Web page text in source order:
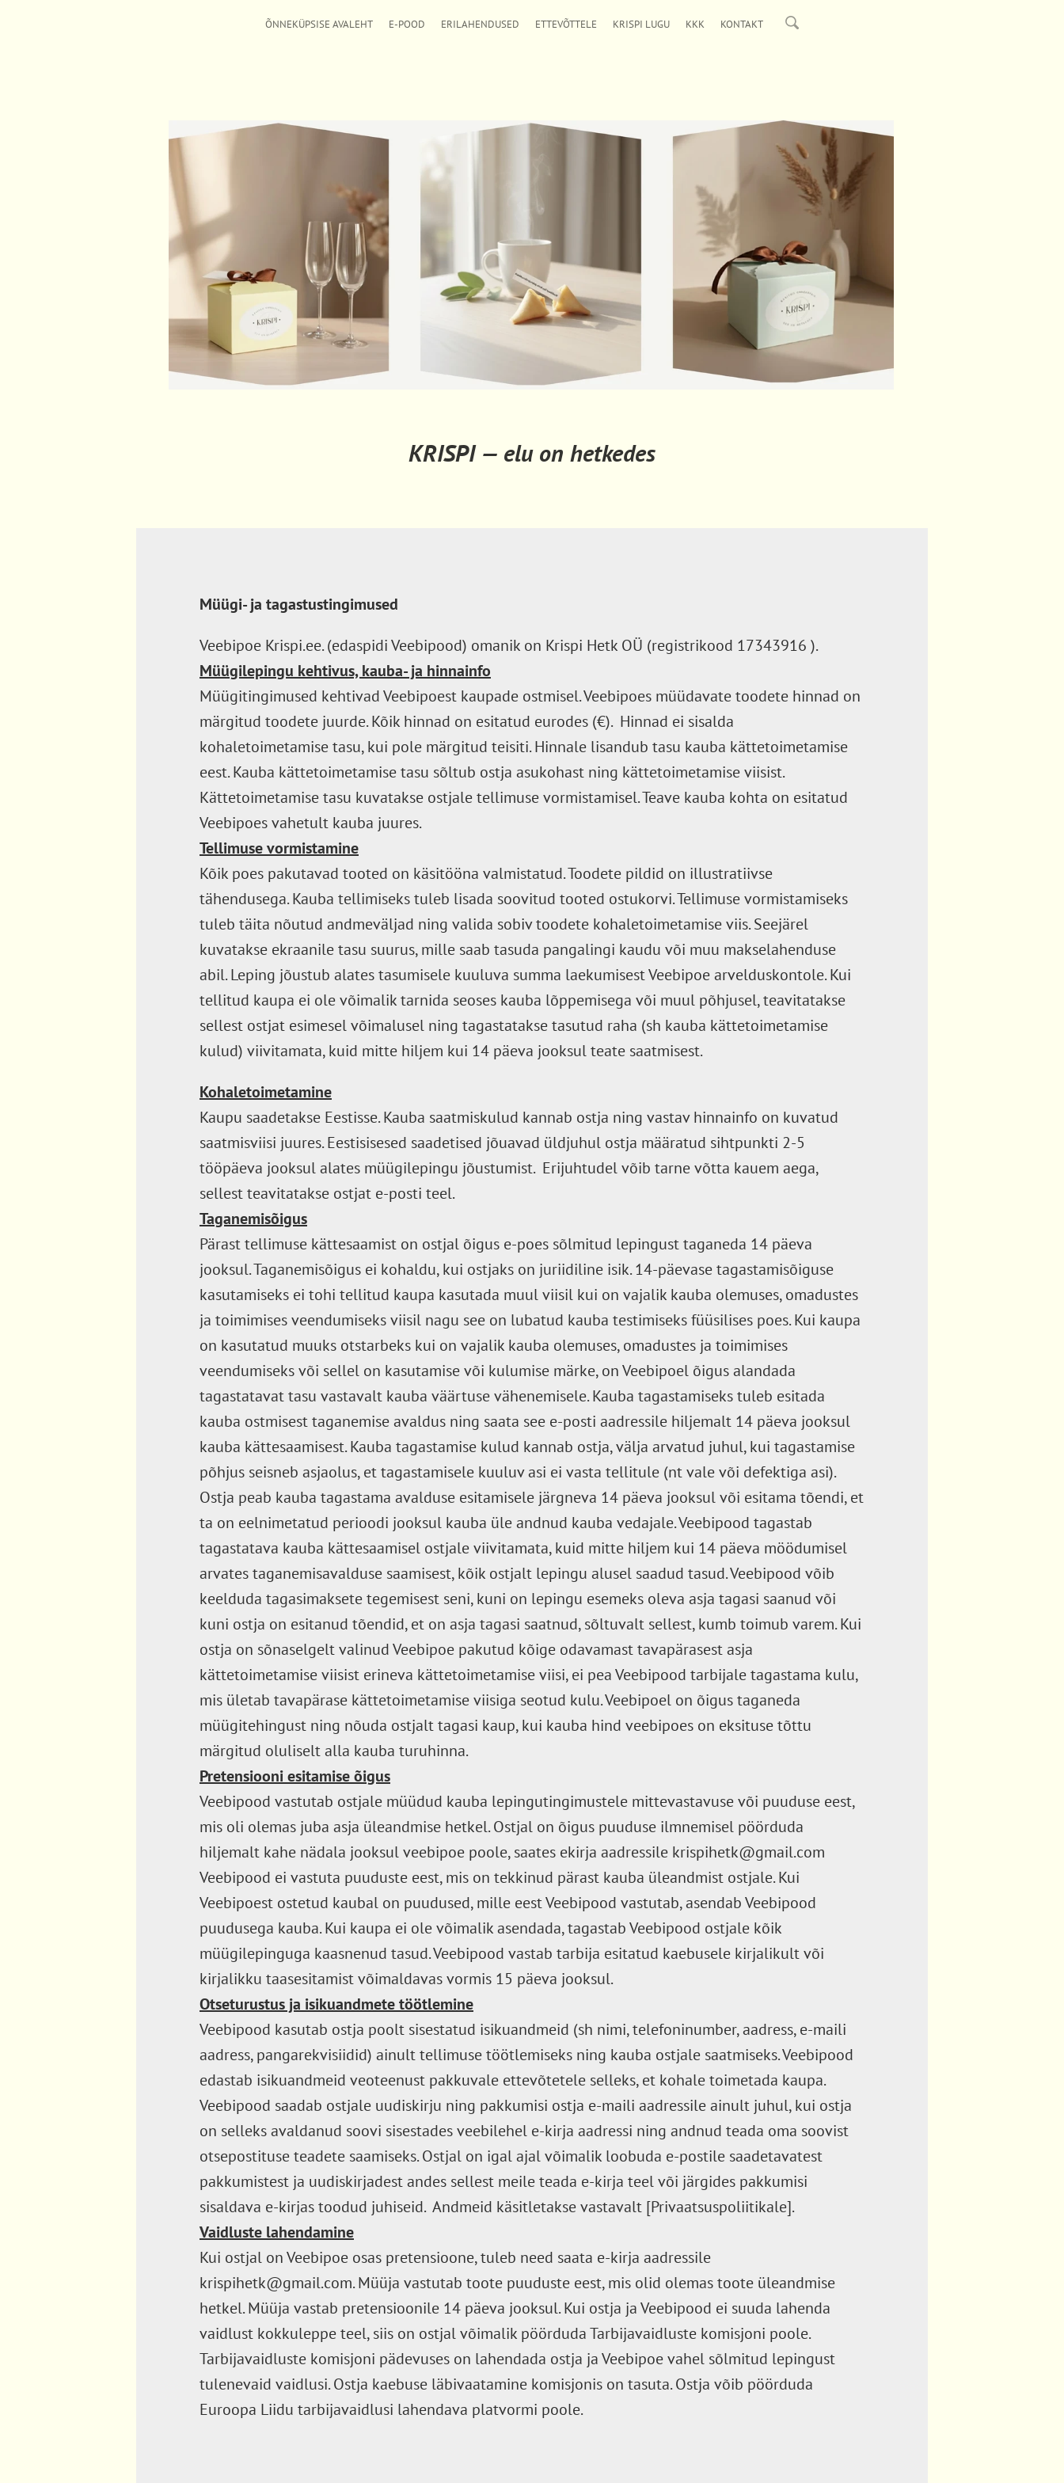
ÕNNEKÜPSISE AVALEHT E-POOD ERILAHENDUSED ETTEVÕTTELE KRISPI LUGU KKK KONTAKT
KRISPI — elu on hetkedes
Müügi- ja tagastustingimused
Veebipoe Krispi.ee. (edaspidi Veebipood) omanik on Krispi Hetk OÜ (registrikood 17343916 ).
Müügilepingu kehtivus, kauba- ja hinnainfo
Müügitingimused kehtivad Veebipoest kaupade ostmisel. Veebipoes müüdavate toodete hinnad on
märgitud toodete juurde. Kõik hinnad on esitatud eurodes (€). Hinnad ei sisalda
kohaletoimetamise tasu, kui pole märgitud teisiti. Hinnale lisandub tasu kauba kättetoimetamise
eest. Kauba kättetoimetamise tasu sõltub ostja asukohast ning kättetoimetamise viisist.
Kättetoimetamise tasu kuvatakse ostjale tellimuse vormistamisel. Teave kauba kohta on esitatud
Veebipoes vahetult kauba juures.
Tellimuse vormistamine
Kõik poes pakutavad tooted on käsitööna valmistatud. Toodete pildid on illustratiivse
tähendusega. Kauba tellimiseks tuleb lisada soovitud tooted ostukorvi. Tellimuse vormistamiseks
tuleb täita nõutud andmeväljad ning valida sobiv toodete kohaletoimetamise viis. Seejärel
kuvatakse ekraanile tasu suurus, mille saab tasuda pangalingi kaudu või muu makselahenduse
abil. Leping jõustub alates tasumisele kuuluva summa laekumisest Veebipoe arvelduskontole. Kui
tellitud kaupa ei ole võimalik tarnida seoses kauba lõppemisega või muul põhjusel, teavitatakse
sellest ostjat esimesel võimalusel ning tagastatakse tasutud raha (sh kauba kättetoimetamise
kulud) viivitamata, kuid mitte hiljem kui 14 päeva jooksul teate saatmisest.
Kohaletoimetamine
Kaupu saadetakse Eestisse. Kauba saatmiskulud kannab ostja ning vastav hinnainfo on kuvatud
saatmisviisi juures. Eestisisesed saadetised jõuavad üldjuhul ostja määratud sihtpunkti 2-5
tööpäeva jooksul alates müügilepingu jõustumist. Erijuhtudel võib tarne võtta kauem aega,
sellest teavitatakse ostjat e-posti teel.
Taganemisõigus
Pärast tellimuse kättesaamist on ostjal õigus e-poes sõlmitud lepingust taganeda 14 päeva
jooksul. Taganemisõigus ei kohaldu, kui ostjaks on juriidiline isik. 14-päevase tagastamisõiguse
kasutamiseks ei tohi tellitud kaupa kasutada muul viisil kui on vajalik kauba olemuses, omadustes
ja toimimises veendumiseks viisil nagu see on lubatud kauba testimiseks füüsilises poes. Kui kaupa
on kasutatud muuks otstarbeks kui on vajalik kauba olemuses, omadustes ja toimimises
veendumiseks või sellel on kasutamise või kulumise märke, on Veebipoel õigus alandada
tagastatavat tasu vastavalt kauba väärtuse vähenemisele. Kauba tagastamiseks tuleb esitada
kauba ostmisest taganemise avaldus ning saata see e-posti aadressile hiljemalt 14 päeva jooksul
kauba kättesaamisest. Kauba tagastamise kulud kannab ostja, välja arvatud juhul, kui tagastamise
põhjus seisneb asjaolus, et tagastamisele kuuluv asi ei vasta tellitule (nt vale või defektiga asi).
Ostja peab kauba tagastama avalduse esitamisele järgneva 14 päeva jooksul või esitama tõendi, et
ta on eelnimetatud perioodi jooksul kauba üle andnud kauba vedajale. Veebipood tagastab
tagastatava kauba kättesaamisel ostjale viivitamata, kuid mitte hiljem kui 14 päeva möödumisel
arvates taganemisavalduse saamisest, kõik ostjalt lepingu alusel saadud tasud. Veebipood võib
keelduda tagasimaksete tegemisest seni, kuni on lepingu esemeks oleva asja tagasi saanud või
kuni ostja on esitanud tõendid, et on asja tagasi saatnud, sõltuvalt sellest, kumb toimub varem. Kui
ostja on sõnaselgelt valinud Veebipoe pakutud kõige odavamast tavapärasest asja
kättetoimetamise viisist erineva kättetoimetamise viisi, ei pea Veebipood tarbijale tagastama kulu,
mis ületab tavapärase kättetoimetamise viisiga seotud kulu. Veebipoel on õigus taganeda
müügitehingust ning nõuda ostjalt tagasi kaup, kui kauba hind veebipoes on eksituse tõttu
märgitud oluliselt alla kauba turuhinna.
Pretensiooni esitamise õigus
Veebipood vastutab ostjale müüdud kauba lepingutingimustele mittevastavuse või puuduse eest,
mis oli olemas juba asja üleandmise hetkel. Ostjal on õigus puuduse ilmnemisel pöörduda
hiljemalt kahe nädala jooksul veebipoe poole, saates ekirja aadressile krispihetk@gmail.com
Veebipood ei vastuta puuduste eest, mis on tekkinud pärast kauba üleandmist ostjale. Kui
Veebipoest ostetud kaubal on puudused, mille eest Veebipood vastutab, asendab Veebipood
puudusega kauba. Kui kaupa ei ole võimalik asendada, tagastab Veebipood ostjale kõik
müügilepinguga kaasnenud tasud. Veebipood vastab tarbija esitatud kaebusele kirjalikult või
kirjalikku taasesitamist võimaldavas vormis 15 päeva jooksul.
Otseturustus ja isikuandmete töötlemine
Veebipood kasutab ostja poolt sisestatud isikuandmeid (sh nimi, telefoninumber, aadress, e-maili
aadress, pangarekvisiidid) ainult tellimuse töötlemiseks ning kauba ostjale saatmiseks. Veebipood
edastab isikuandmeid veoteenust pakkuvale ettevõtetele selleks, et kohale toimetada kaupa.
Veebipood saadab ostjale uudiskirju ning pakkumisi ostja e-maili aadressile ainult juhul, kui ostja
on selleks avaldanud soovi sisestades veebilehel e-kirja aadressi ning andnud teada oma soovist
otsepostituse teadete saamiseks. Ostjal on igal ajal võimalik loobuda e-postile saadetavatest
pakkumistest ja uudiskirjadest andes sellest meile teada e-kirja teel või järgides pakkumisi
sisaldava e-kirjas toodud juhiseid. Andmeid käsitletakse vastavalt [Privaatsuspoliitikale].
Vaidluste lahendamine
Kui ostjal on Veebipoe osas pretensioone, tuleb need saata e-kirja aadressile
krispihetk@gmail.com. Müüja vastutab toote puuduste eest, mis olid olemas toote üleandmise
hetkel. Müüja vastab pretensioonile 14 päeva jooksul. Kui ostja ja Veebipood ei suuda lahenda
vaidlust kokkuleppe teel, siis on ostjal võimalik pöörduda Tarbijavaidluste komisjoni poole.
Tarbijavaidluste komisjoni pädevuses on lahendada ostja ja Veebipoe vahel sõlmitud lepingust
tulenevaid vaidlusi. Ostja kaebuse läbivaatamine komisjonis on tasuta. Ostja võib pöörduda
Euroopa Liidu tarbijavaidlusi lahendava platvormi poole.